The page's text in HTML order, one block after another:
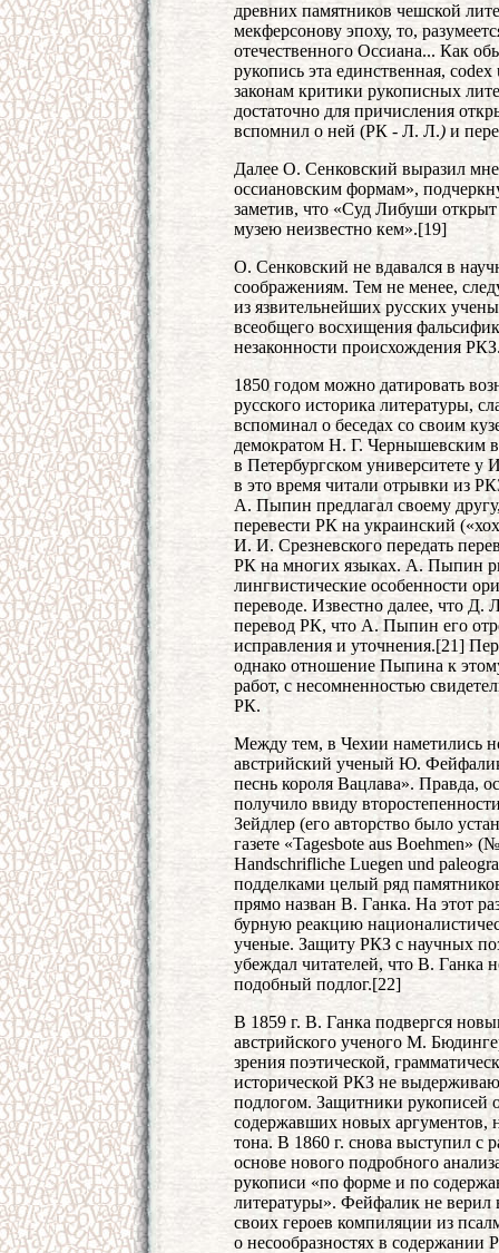
древних памятников чешской
мекферсонову эпоху, то,
отечественного Оссиана... Как
рукопись эта единственная,
законам критики рукописных
достаточно для причисления
вспомнил о ней (РК - Л. Л.) и
Далее О. Сенковский выразил
оссиановским формам»,
заметив, что «Суд Либуши
музею неизвестно кем».[19]
О. Сенковский не вдавался в
соображениям. Тем не менее,
из язвительнейших русских
всеобщего восхищения
незаконности происхождения
1850 годом можно датировать
русского историка литературы,
вспоминал о беседах со своим
демократом Н. Г. Чернышевским
в Петербургском университете
в это время читали отрывки из
А. Пыпин предлагал своему
перевести РК на украинский
И. И. Срезневского передать
РК на многих языках. А. Пыпин
лингвистические особенности
переводе. Известно далее, что
перевод РК, что А. Пыпин его
исправления и уточнения.[21]
однако отношение Пыпина к
работ, с несомненностью
РК.
Между тем, в Чехии наметились
австрийский ученый Ю.
песнь короля Вацлава». Правда,
получило ввиду
Зейдлер (его авторство было
газете «Tagesbote aus Boehmen»
Handschrifliche Luegen und
подделками целый ряд
прямо назван В. Ганка. На этот
бурную реакцию
ученые. Защиту РКЗ с научных
убеждал читателей, что В. Ганка
подобный подлог.[22]
В 1859 г. В. Ганка подвергся
австрийского ученого М.
зрения поэтической,
исторической РКЗ не
подлогом. Защитники рукописей
содержавших новых аргументов,
тона. В 1860 г. снова выступил
основе нового подробного
рукописи «по форме и по
литературы». Фейфалик не верил
своих героев компиляции из
о несообразностях в